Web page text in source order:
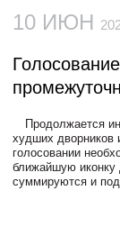
10 ИЮН
Продолжается
худших дворников
голосовании
ближайшую иконку
суммируются и